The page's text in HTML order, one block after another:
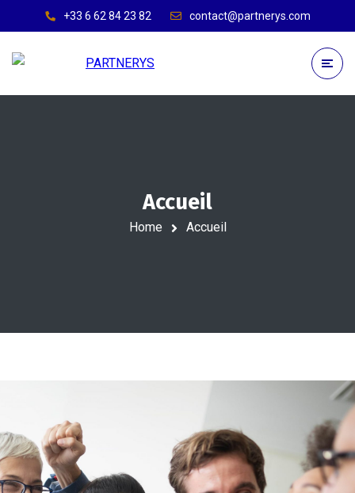
+33 6 62 84 23 82 contact@partnerys.com
Accueil
Home Accueil